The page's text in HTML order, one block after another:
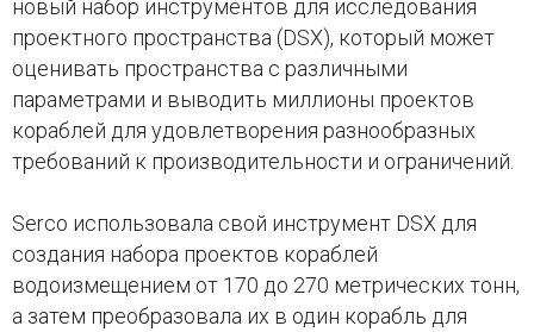
новый набор инструментов для исследования
проектного пространства (DSX), который может
оценивать пространства с различными
параметрами и выводить миллионы проектов
кораблей для удовлетворения разнообразных
требований к производительности и ограничений.
Serco использовала свой инструмент DSX для
создания набора проектов кораблей
водоизмещением от 170 до 270 метрических тонн,
а затем преобразовала их в один корабль для